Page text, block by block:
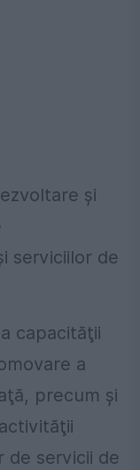
şi
serviciilor de
capacităţii
a
precum şi
de servicii de